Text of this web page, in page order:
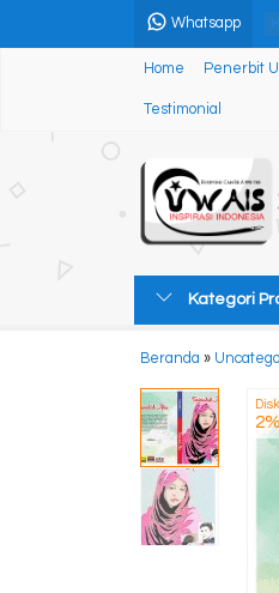
Whatsapp
Home Penerbit
Testimonial
Kategori
Beranda »